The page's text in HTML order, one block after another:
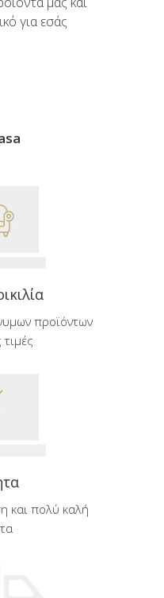
για εσάς
προϊόντων
και πολύ καλή